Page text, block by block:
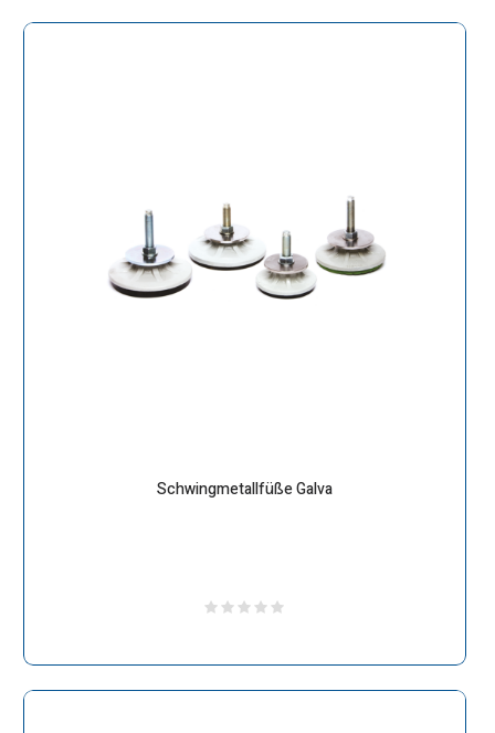
Schwingmetallfüße Galva